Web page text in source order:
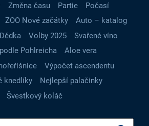
Změna času Partie
Počasí
ZOO Nové začátky
Auto – katalog
Volby 2025
Svařené víno
Pohlreicha
Aloe vera
Výpočet ascendentu
knedlíky
Nejlepší palačinky
Švestkový koláč